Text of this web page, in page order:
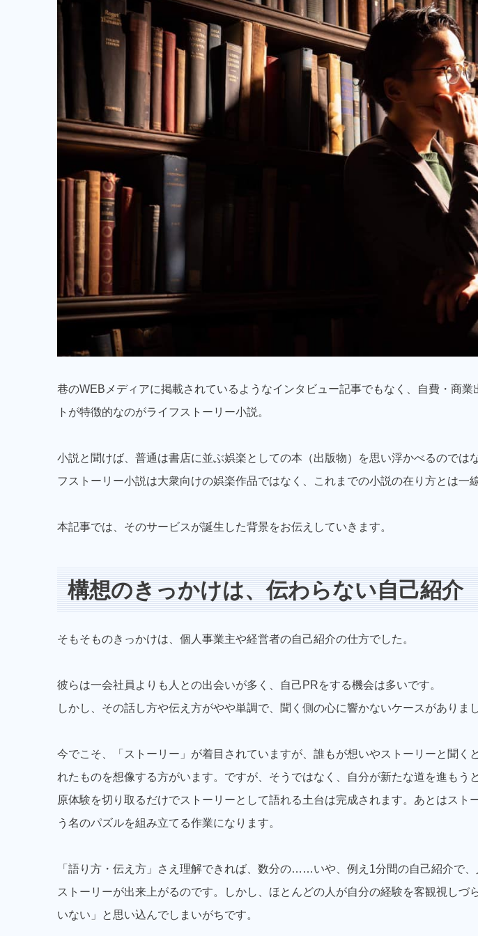
巷のWEBメディアに掲載されているようなインタビュー記事でもなく、自費・商業
トが特徴的なのがライフストーリー小説。
小説と聞けば、普通は書店に並ぶ娯楽としての本（出版物）を思い浮かべるのでは
フストーリー小説は大衆向けの娯楽作品ではなく、これまでの小説の在り方とは一
本記事では、そのサービスが誕生した背景をお伝えしていきます。
構想のきっかけは、伝わらない自己紹介
そもそものきっかけは、個人事業主や経営者の自己紹介の仕方でした。
彼らは一会社員よりも人との出会いが多く、自己PRをする機会は多いです。
しかし、その話し方や伝え方がやや単調で、聞く側の心に響かないケースがありまし
今でこそ、「ストーリー」が着目されていますが、誰もが想いやストーリーと聞く
れたものを想像する方がいます。ですが、そうではなく、自分が新たな道を進もう
原体験を切り取るだけでストーリーとして語れる土台は完成されます。あとはスト
う名のパズルを組み立てる作業になります。
「語り方・伝え方」さえ理解できれば、数分の……いや、例え1分間の自己紹介で
ストーリーが出来上がるのです。しかし、ほとんどの人が自分の経験を客観視しづ
いない」と思い込んでしまいがちです。